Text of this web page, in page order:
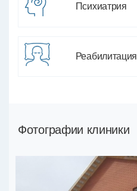
Психиатрия
Реабилитация
Фотографии клиники